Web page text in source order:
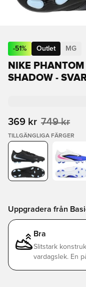
-51% Outlet MG
NIKE
SHADOW -
369 kr 749 kr
TILLGÄNGLIGA FÄRGER
Uppgradera från
Bra
Slitstark
vardagslek. En